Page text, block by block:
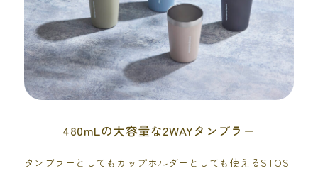
480mLの大容量な2WAYタンブラー
タンブラーとしてもカップホルダーとしても使えるSTOS